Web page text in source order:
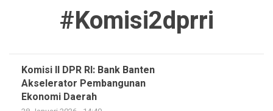
#komisi2dprri
Komisi II DPR RI: Bank Banten
Akselerator Pembangunan
Ekonomi Daerah